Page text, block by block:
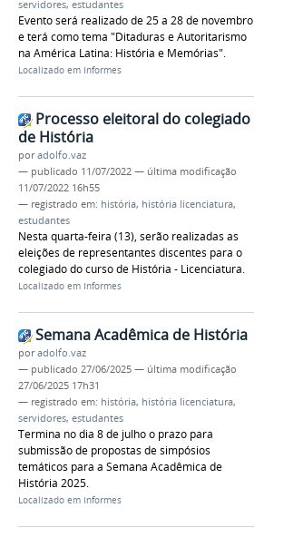
servidores, estudantes
Evento será realizado de 25 a 28 de novembro
e terá como tema "Ditaduras e Autoritarismo
na América Latina: História e Memórias".
Localizado em Informes
Processo eleitoral do colegiado
de História
poradolfo.vaz
— publicado 11/07/2022 — última modificação
11/07/2022 16h55
— registrado em: história, história licenciatura,
estudantes
Nesta quarta-feira (13), serão realizadas as
eleições de representantes discentes para o
colegiado do curso de História - Licenciatura.
Localizado em Informes
Semana Acadêmica de História
poradolfo.vaz
— publicado 27/06/2025 — última modificação
27/06/2025 17h31
— registrado em: história, história licenciatura,
servidores, estudantes
Termina no dia 8 de julho o prazo para
submissão de propostas de simpósios
temáticos para a Semana Acadêmica de
História 2025.
Localizado em Informes